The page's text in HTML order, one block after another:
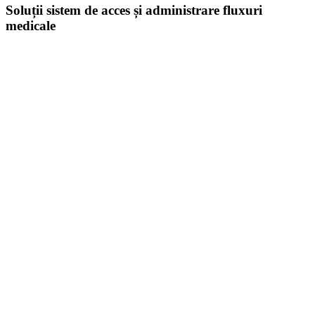
Soluții sistem de acces și administrare fluxuri
medicale